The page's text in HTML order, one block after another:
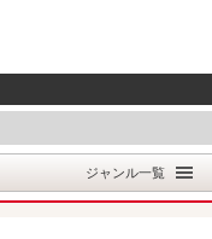
ジャンル一覧